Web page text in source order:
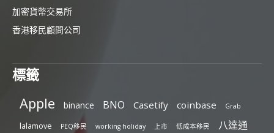
加密貨幣交易所
香港移民顧問公司
標籤
Apple binance BNO Casetify coinbase Grab
lalamove PEQ移民 working holiday 上市 低成本移民 八達通